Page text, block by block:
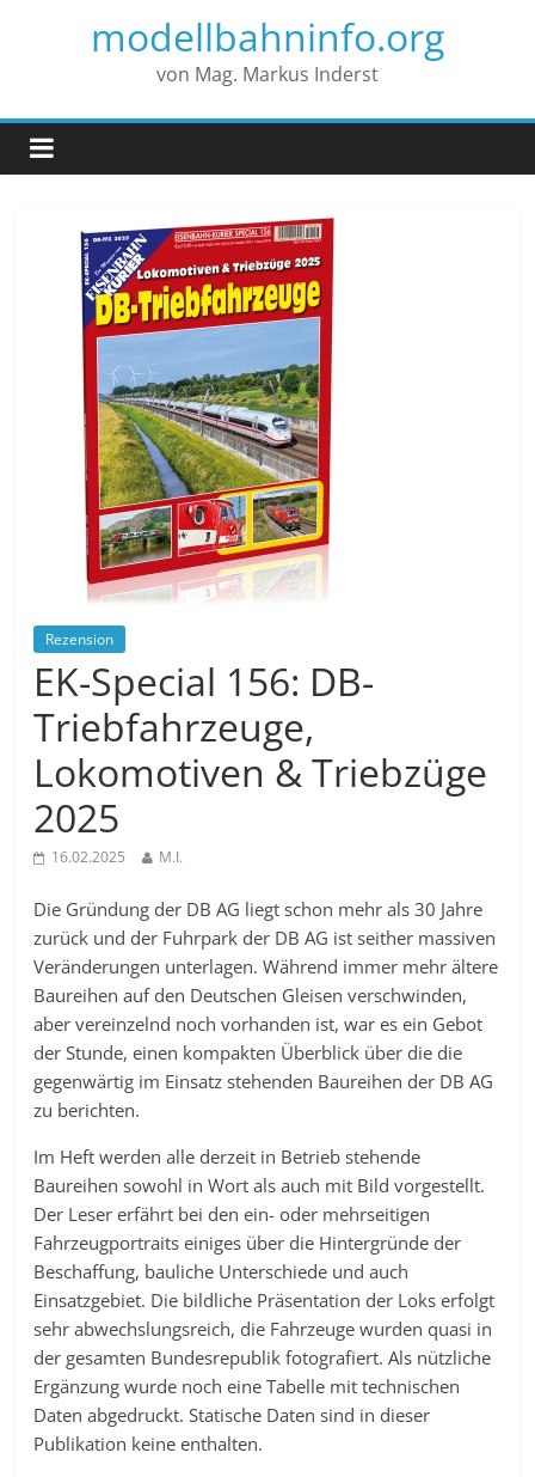
modellbahninfo.org
von Mag. Markus Inderst
Rezension
EK-Special 156: DB-
Triebfahrzeuge,
Lokomotiven & Triebzüge
2025
16.02.2025 M.I.
Die Gründung der DB AG liegt schon mehr als 30 Jahre
zurück und der Fuhrpark der DB AG ist seither massiven
Veränderungen unterlagen. Während immer mehr ältere
Baureihen auf den Deutschen Gleisen verschwinden,
aber vereinzelnd noch vorhanden ist, war es ein Gebot
der Stunde, einen kompakten Überblick über die die
gegenwärtig im Einsatz stehenden Baureihen der DB AG
zu berichten.
Im Heft werden alle derzeit in Betrieb stehende
Baureihen sowohl in Wort als auch mit Bild vorgestellt.
Der Leser erfährt bei den ein- oder mehrseitigen
Fahrzeugportraits einiges über die Hintergründe der
Beschaffung, bauliche Unterschiede und auch
Einsatzgebiet. Die bildliche Präsentation der Loks erfolgt
sehr abwechslungsreich, die Fahrzeuge wurden quasi in
der gesamten Bundesrepublik fotografiert. Als nützliche
Ergänzung wurde noch eine Tabelle mit technischen
Daten abgedruckt. Statische Daten sind in dieser
Publikation keine enthalten.